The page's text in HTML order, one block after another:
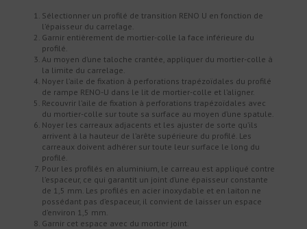
Sélectionner un profilé de transition RENO U en fonction de
l’épaisseur du carrelage.
Garnir entièrement de mortier-colle la face inférieure du
profilé.
Au moyen d’une taloche crantée, appliquer du mortier-colle à
la limite du carrelage.
Noyer l’aile de fixation à perforations trapézoïdales du profilé
de rampe RENO-U dans le lit de mortier-colle et l’aligner.
Recouvrir l’aile de fixation à perforations trapézoïdales avec
du mortier-colle sur toute sa surface au moyen d’une spatule.
Noyer les carreaux adjacents et les ajuster de sorte qu’ils
arrivent à la hauteur de l’arête supérieure du profilé. Les
carreaux doivent adhérer sur toute leur surface le long du
profilé.
Pour les profilés en aluminium, le carreau est appliqué contre
l’espaceur, ce qui garantit un joint d’une épaisseur constante
de 1,5 mm. Les profilés en acier inoxydable et en laiton ne
possédant pas d’espaceur, il convient de laisser un espace
d’environ 1,5 mm.
Garnir cet espace avec du mortier joint.